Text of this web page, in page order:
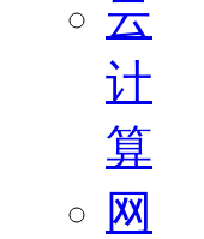
云
计
算
网